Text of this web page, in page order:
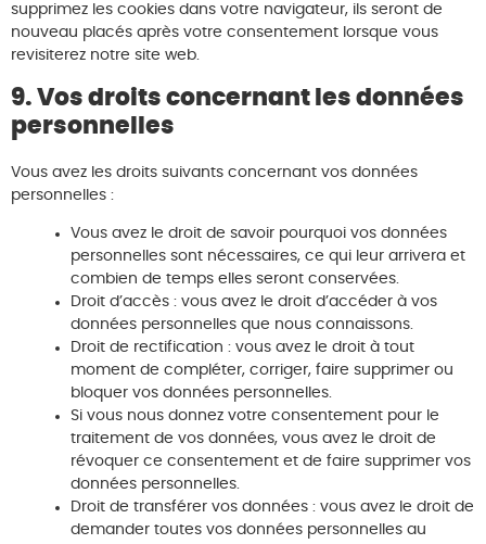
supprimez les cookies dans votre navigateur, ils seront de
nouveau placés après votre consentement lorsque vous
revisiterez notre site web.
9. Vos droits concernant les données
personnelles
Vous avez les droits suivants concernant vos données
personnelles :
Vous avez le droit de savoir pourquoi vos données
personnelles sont nécessaires, ce qui leur arrivera et
combien de temps elles seront conservées.
Droit d’accès : vous avez le droit d’accéder à vos
données personnelles que nous connaissons.
Droit de rectification : vous avez le droit à tout
moment de compléter, corriger, faire supprimer ou
bloquer vos données personnelles.
Si vous nous donnez votre consentement pour le
traitement de vos données, vous avez le droit de
révoquer ce consentement et de faire supprimer vos
données personnelles.
Droit de transférer vos données : vous avez le droit de
demander toutes vos données personnelles au